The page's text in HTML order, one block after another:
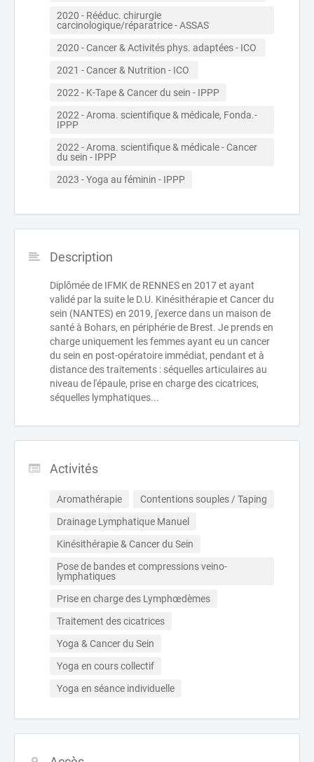
2020 - Rééduc. chirurgie
carcinologique/réparatrice - ASSAS
2020 - Cancer & Activités phys. adaptées - ICO
2021 - Cancer & Nutrition - ICO
2022 - K-Tape & Cancer du sein - IPPP
2022 - Aroma. scientifique & médicale, Fonda.-
IPPP
2022 - Aroma. scientifique & médicale - Cancer
du sein - IPPP
2023 - Yoga au féminin - IPPP
Description
Diplômée de IFMK de RENNES en 2017 et ayant
validé par la suite le D.U. Kinésithérapie et Cancer du
sein (NANTES) en 2019, j'exerce dans un maison de
santé à Bohars, en périphérie de Brest. Je prends en
charge uniquement les femmes ayant eu un cancer
du sein en post-opératoire immédiat, pendant et à
distance des traitements : séquelles articulaires au
niveau de l'épaule, prise en charge des cicatrices,
séquelles lymphatiques...
Activités
Aromathérapie
Contentions souples / Taping
Drainage Lymphatique Manuel
Kinésithérapie & Cancer du Sein
Pose de bandes et compressions veino-
lymphatiques
Prise en charge des Lymphœdèmes
Traitement des cicatrices
Yoga & Cancer du Sein
Yoga en cours collectif
Yoga en séance individuelle